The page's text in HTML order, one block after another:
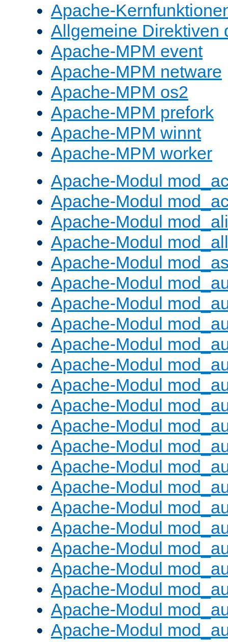
Apache-
Allgemeine Direktiven
Apache-MPM event
Apache-MPM netware
Apache-MPM os2
Apache-MPM prefork
Apache-MPM winnt
Apache-MPM worker
Apache-Modul
Apache-Modul
Apache-Modul
Apache-Modul
Apache-Modul
Apache-Modul
Apache-Modul
Apache-Modul
Apache-Modul
Apache-Modul
Apache-Modul
Apache-Modul
Apache-Modul
Apache-Modul
Apache-Modul
Apache-Modul
Apache-Modul
Apache-Modul
Apache-Modul
Apache-Modul
Apache-Modul
Apache-Modul
Apache-Modul